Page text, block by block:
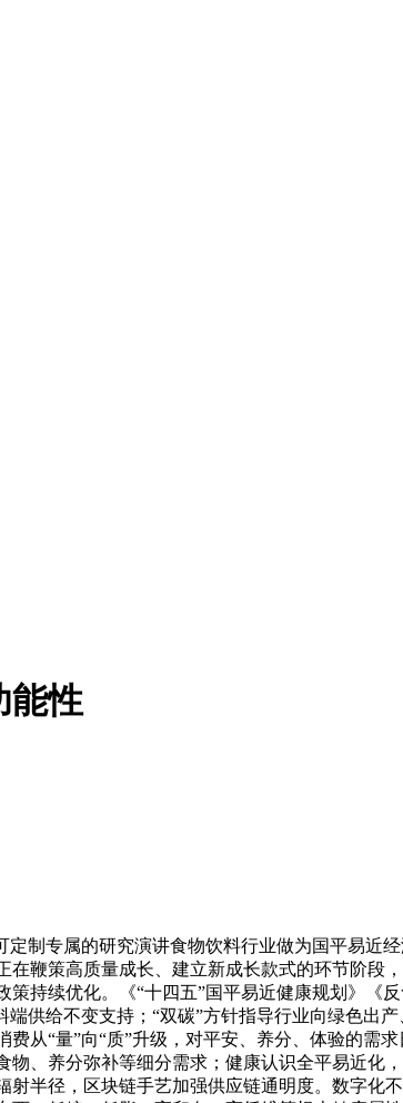
能性
专属的研究演讲食物饮料行业做为国平易近
鞭策高质量成长、建立新成长款式的环节阶段
持续优化。《“十四五”国平易近健康规划》《
供给不变支持；“双碳”方针指导行业向绿色出
从“量”向“质”升级，对平安、养分、体验的需
、养分弥补等细分需求；健康认识全平易近化
半径，区块链手艺加强供应链通明度。数字化